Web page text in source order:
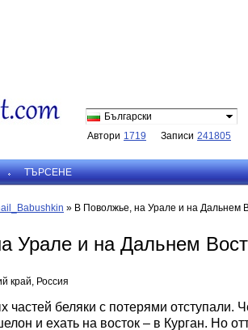
Български
Автори 1719 Записи 241805
ТЪРСЕНЕ
» В Поволжье, на Урале и на Дальнем
Урале и на Дальнем
край, Россия
частей беляки с потерями
и ехать на восток – в Курган. Но